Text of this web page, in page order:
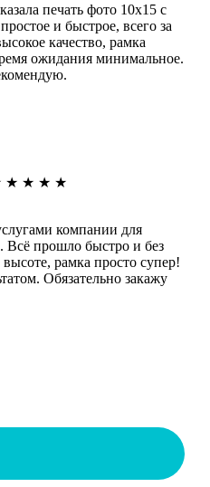
печать фото 10х15 с
и быстрое, всего за
качество, рамка
ожидания минимальное.
★ ★ ★ ★
компании для
Всё прошло быстро и без
рамка просто супер!
Обязательно закажу